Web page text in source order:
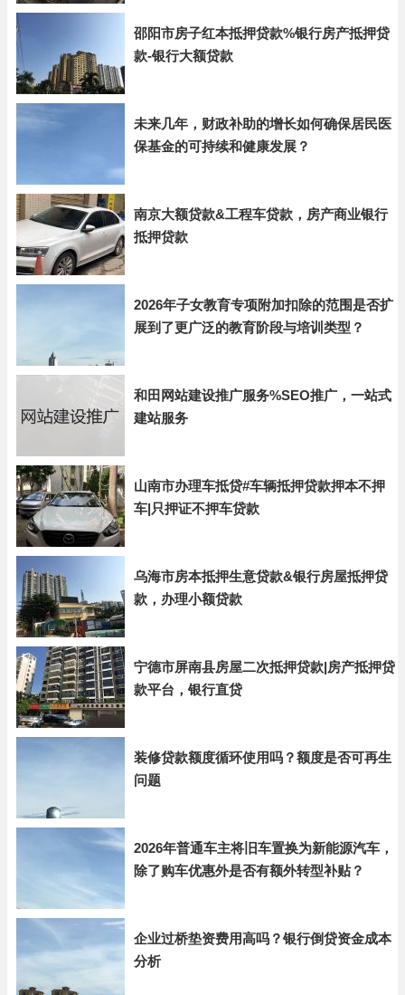
邵阳市房子红本抵押贷款%银行房产抵押贷
款-银行大额贷款
未来几年，财政补助的增长如何确保居民医
保基金的可持续和健康发展？
南京大额贷款&工程车贷款，房产商业银行
抵押贷款
2026年子女教育专项附加扣除的范围是否扩
展到了更广泛的教育阶段与培训类型？
和田网站建设推广服务%SEO推广，一站式
建站服务
山南市办理车抵贷#车辆抵押贷款押本不押
车|只押证不押车贷款
乌海市房本抵押生意贷款&银行房屋抵押贷
款，办理小额贷款
宁德市屏南县房屋二次抵押贷款|房产抵押贷
款平台，银行直贷
装修贷款额度循环使用吗？额度是否可再生
问题
2026年普通车主将旧车置换为新能源汽车，
除了购车优惠外是否有额外转型补贴？
企业过桥垫资费用高吗？银行倒贷资金成本
分析